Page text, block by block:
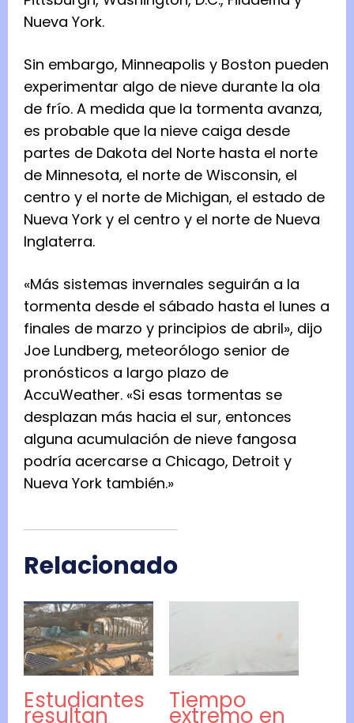
Nueva York.
Sin embargo, Minneapolis y Boston pueden
experimentar algo de nieve durante la ola
de frío. A medida que la tormenta avanza,
es probable que la nieve caiga desde
partes de Dakota del Norte hasta el norte
de Minnesota, el norte de Wisconsin, el
centro y el norte de Michigan, el estado de
Nueva York y el centro y el norte de Nueva
Inglaterra.
«Más sistemas invernales seguirán a la
tormenta desde el sábado hasta el lunes a
finales de marzo y principios de abril», dijo
Joe Lundberg, meteorólogo senior de
pronósticos a largo plazo de
AccuWeather. «Si esas tormentas se
desplazan más hacia el sur, entonces
alguna acumulación de nieve fangosa
podría acercarse a Chicago, Detroit y
Nueva York también.»
Relacionado
Estudiantes
resultan
Tiempo
extremo en